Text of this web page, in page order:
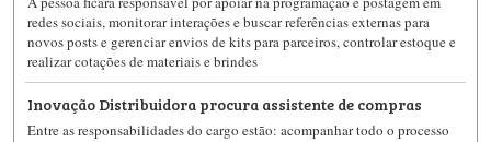
redes sociais, monitorar interações e buscar referências externas para
novos posts e gerenciar envios de kits para parceiros, controlar estoque e
realizar cotações de materiais e brindes
Inovação Distribuidora procura assistente de compras
Entre as responsabilidades do cargo estão: acompanhar todo o processo